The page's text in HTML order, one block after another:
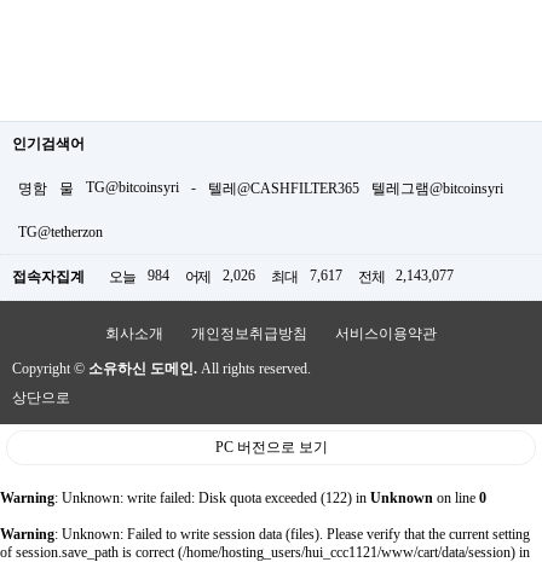
인기검색어
명함 물 TG@bitcoinsyri - 텔레@CASHFILTER365 텔레그램@bitcoinsyri
TG@tetherzon
접속자집계 오늘 984 어제 2,026 최대 7,617 전체 2,143,077
회사소개 개인정보취급방침 서비스이용약관
Copyright © 소유하신 도메인. All rights reserved.
상단으로
PC 버전으로 보기
Warning: Unknown: write failed: Disk quota exceeded (122) in Unknown on line 0
Warning: Unknown: Failed to write session data (files). Please verify that the current setting
of session.save_path is correct (/home/hosting_users/hui_ccc1121/www/cart/data/session) in